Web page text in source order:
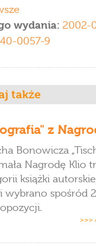
wydania: 2002-
0057-9
także
z
Bonowicza
Nagrodę Klio
książki
wybrano spośród
>>>